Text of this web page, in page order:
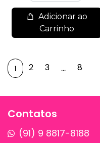
Adicionar ao
Carrinho
1 2 3 ... 8
Contatos
(91) 9 8817-8188